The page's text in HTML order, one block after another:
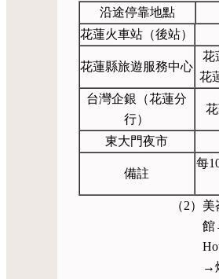
沿途停靠地點
花蓮火車站（後站）
花蓮縣旅遊服務中心
花
花
台灣企銀（花蓮分
行）
東大門夜市
備註
每
（2）
館
→